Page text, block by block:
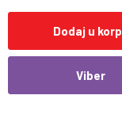
Dodaj u
Viber